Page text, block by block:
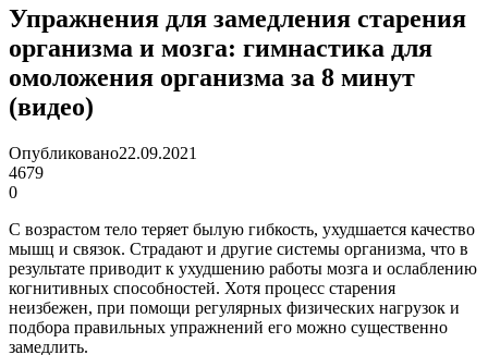
Упражнения для замедления старения
организма и мозга: гимнастика для
омоложения организма за 8 минут
(видео)
Опубликовано22.09.2021
4679
0
С возрастом тело теряет былую гибкость, ухудшается качество
мышц и связок. Страдают и другие системы организма, что в
результате приводит к ухудшению работы мозга и ослаблению
когнитивных способностей. Хотя процесс старения
неизбежен, при помощи регулярных физических нагрузок и
подбора правильных упражнений его можно существенно
замедлить.